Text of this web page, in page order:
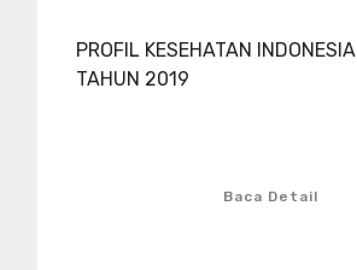
PROFIL KESEHATAN INDONESIA
TAHUN 2019
Baca Detail